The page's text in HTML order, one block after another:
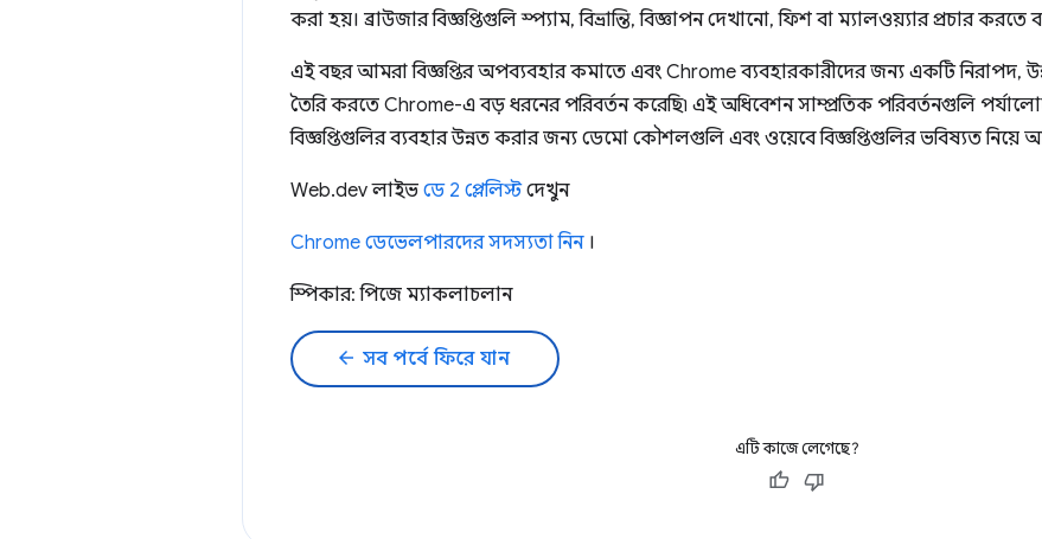
করা হয়। ব্রাউজার বিজ্ঞপ্তিগুলি স্প্যাম, বিভ্রান্তি, বিজ্ঞাপন দেখানো, ফিশ বা ম্যালওয়্যার প্রচার করতে
এই বছর আমরা বিজ্ঞপ্তির অপব্যবহার কমাতে এবং Chrome ব্যবহারকারীদের জন্য একটি নিরাপদ,
তৈরি করতে Chrome-এ বড় ধরনের পরিবর্তন করেছি৷ এই অধিবেশন সাম্প্রতিক পরিবর্তনগুলি
বিজ্ঞপ্তিগুলির ব্যবহার উন্নত করার জন্য ডেমো কৌশলগুলি এবং ওয়েবে বিজ্ঞপ্তিগুলির ভবিষ্যত নিয়ে
Web.dev লাইভ ডে 2 প্লেলিস্টদেখুন
Chrome ডেভেলপারদের সদস্যতা নিন।
স্পিকার: পিজে ম্যাকলাচলান
arrow_back সব পর্বে ফিরে যান
এটি কাজে লেগেছে?